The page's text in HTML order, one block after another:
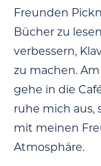
Freunden
Bücher zu
verbessern,
zu machen.
gehe in die
ruhe mich aus,
mit meinen
Atmosphäre.